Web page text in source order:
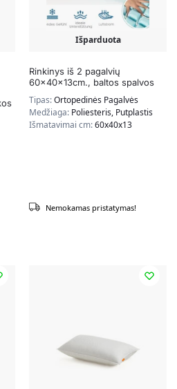
Išparduota
Rinkinys iš 2 pagalvių
60x40x13cm., baltos spalvos
Tipas:Ortopedinės Pagalvės
Medžiaga: Poliesteris, Putplastis
Išmatavimai cm:60x40x13
Nemokamas pristatymas!